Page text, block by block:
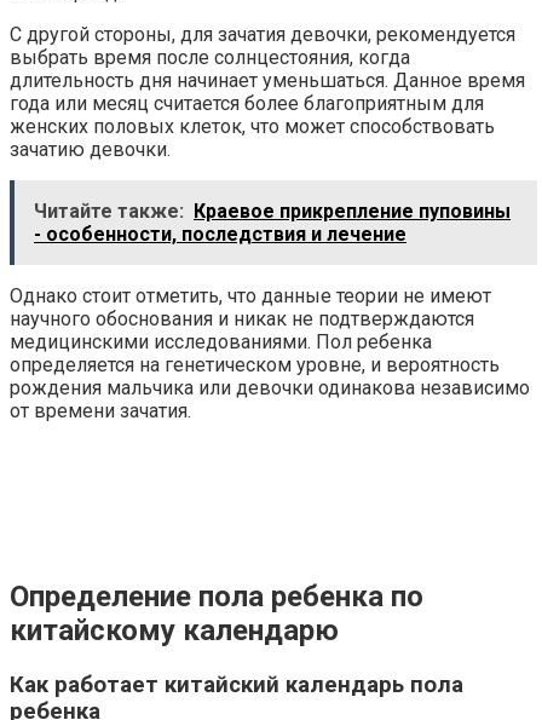
С другой стороны, для зачатия девочки, рекомендуется
выбрать время после солнцестояния, когда
длительность дня начинает уменьшаться. Данное время
года или месяц считается более благоприятным для
женских половых клеток, что может способствовать
зачатию девочки.
Читайте также:
Краевое прикрепление пуповины
- особенности, последствия и лечение
Однако стоит отметить, что данные теории не имеют
научного обоснования и никак не подтверждаются
медицинскими исследованиями. Пол ребенка
определяется на генетическом уровне, и вероятность
рождения мальчика или девочки одинакова независимо
от времени зачатия.
Определение пола ребенка по
китайскому календарю
Как работает китайский календарь пола
ребенка